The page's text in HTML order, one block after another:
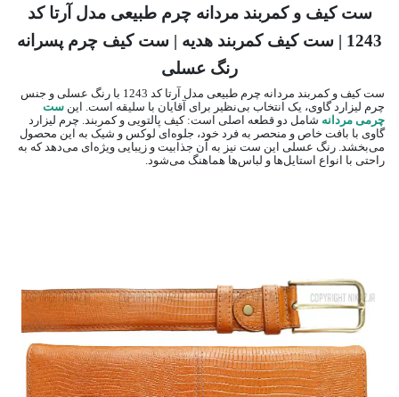
ست کیف و کمربند مردانه چرم طبیعی مدل آرتا کد
1243 | ست کیف کمربند هدیه | ست کیف چرم پسرانه
رنگ عسلی
ست کیف و کمربند مردانه چرم طبیعی مدل آرتا کد 1243 با رنگ عسلی و جنس
چرم لیزارد گاوی، یک انتخاب بی‌نظیر برای آقایان با سلیقه است. این ست
چرمی مردانه شامل دو قطعه اصلی است: کیف پالتویی و کمربند. چرم لیزارد
گاوی با بافت خاص و منحصر به فرد خود، جلوه‌ای لوکس و شیک به این محصول
می‌بخشد. رنگ عسلی این ست نیز به آن جذابیت و زیبایی ویژه‌ای می‌دهد که به
راحتی با انواع استایل‌ها و لباس‌ها هماهنگ می‌شود.